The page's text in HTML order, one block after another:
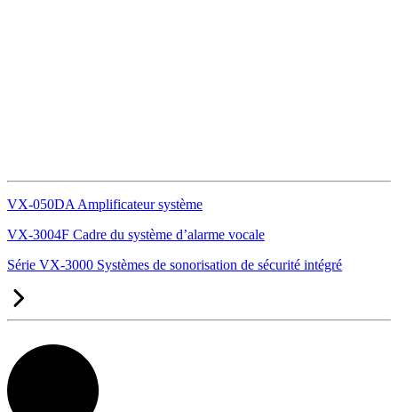
VX-050DA Amplificateur système
VX-3004F Cadre du système d’alarme vocale
Série VX-3000 Systèmes de sonorisation de sécurité intégré